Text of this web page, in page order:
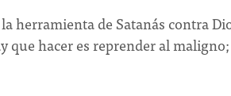
herramienta de Satanás contra
que hacer es reprender al